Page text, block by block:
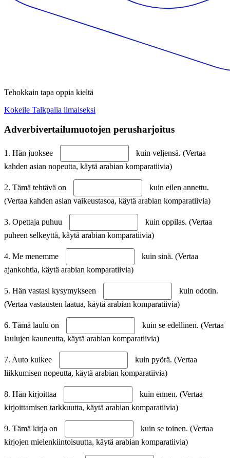
Tehokkain tapa oppia kieltä
Kokeile Talkpalia ilmaiseksi
Adverbivertailumuotojen perusharjoitus
1. Hän juoksee
kuin veljensä. (Vertaa
kahden asian nopeutta, käytä arabian komparatiivia)
2. Tämä tehtävä on
kuin eilen annettu.
(Vertaa kahden asian vaikeustasoa, käytä arabian komparatiivia)
3. Opettaja puhuu
kuin oppilas. (Vertaa
puheen selkeyttä, käytä arabian komparatiivia)
4. Me menemme
kuin sinä. (Vertaa
ajankohtia, käytä arabian komparatiivia)
5. Hän vastasi kysymykseen
kuin odotin.
(Vertaa vastausten laatua, käytä arabian komparatiivia)
6. Tämä laulu on
kuin se edellinen. (Vertaa
laulujen kauneutta, käytä arabian komparatiivia)
7. Auto kulkee
kuin pyörä. (Vertaa
liikkumisen nopeutta, käytä arabian komparatiivia)
8. Hän kirjoittaa
kuin ennen. (Vertaa
kirjoittamisen tarkkuutta, käytä arabian komparatiivia)
9. Tämä kirja on
kuin se toinen. (Vertaa
kirjojen mielenkiintoisuutta, käytä arabian komparatiivia)